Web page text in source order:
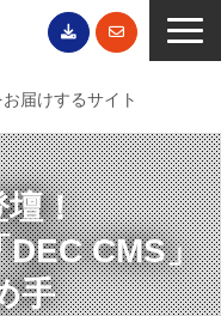
届けするサイト
壇！
CMS」
手